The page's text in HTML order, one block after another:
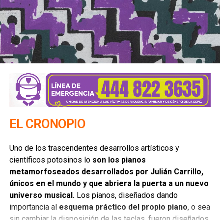
Mexicanos están invictos en el Campeonato Mundial
de Raquetbol
NO TE PIERDAS
Recomendaciones de cine político | Columna de
Mario Candia
EL CRONOPIO
Uno de los trascendentes desarrollos artísticos y
científicos potosinos lo son los pianos
metamorfoseados desarrollados por Julián Carrillo,
únicos en el mundo y que abriera la puerta a un nuevo
universo musical.Los pianos, diseñados dando
importancia al esquema práctico del propio piano, o sea